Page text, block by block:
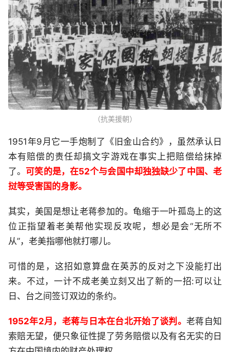
（抗美援朝）
1951年9月它一手炮制了《旧金山合约》，虽然承认日
本有赔偿的责任却搞文字游戏在事实上把赔偿给抹掉
了。 可笑的是，在52个与会国中却独独缺少了中国、老
挝等受害国的身影。
其实，美国是想让老蒋参加的。龟缩于一叶孤岛上的这
位正指望着老美帮他实现反攻呢，想必是会“无所不
从”，老美指哪他就打哪儿。
可惜的是，这招如意算盘在英苏的反对之下没能打出
来。不过，一计不成老美立刻又出了新的一招:可以让
日、台之间签订双边的条约。
1952年2月，老蒋与日本在台北开始了谈判。老蒋自知
索赔无望，便只象征性提了劳务赔偿以及有名无实的日